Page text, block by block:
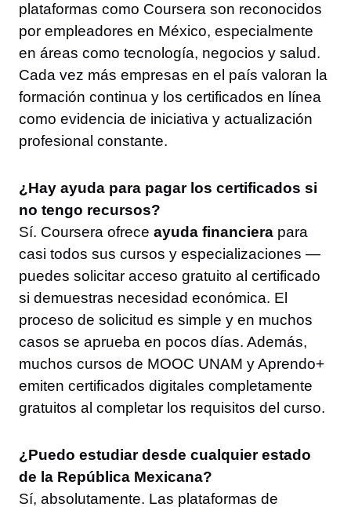
plataformas como Coursera son reconocidos
por empleadores en México, especialmente
en áreas como tecnología, negocios y salud.
Cada vez más empresas en el país valoran la
formación continua y los certificados en línea
como evidencia de iniciativa y actualización
profesional constante.
¿Hay ayuda para pagar los certificados si
no tengo recursos?
Sí. Coursera ofrece ayuda financiera para
casi todos sus cursos y especializaciones —
puedes solicitar acceso gratuito al certificado
si demuestras necesidad económica. El
proceso de solicitud es simple y en muchos
casos se aprueba en pocos días. Además,
muchos cursos de MOOC UNAM y Aprendo+
emiten certificados digitales completamente
gratuitos al completar los requisitos del curso.
¿Puedo estudiar desde cualquier estado
de la República Mexicana?
Sí, absolutamente. Las plataformas de